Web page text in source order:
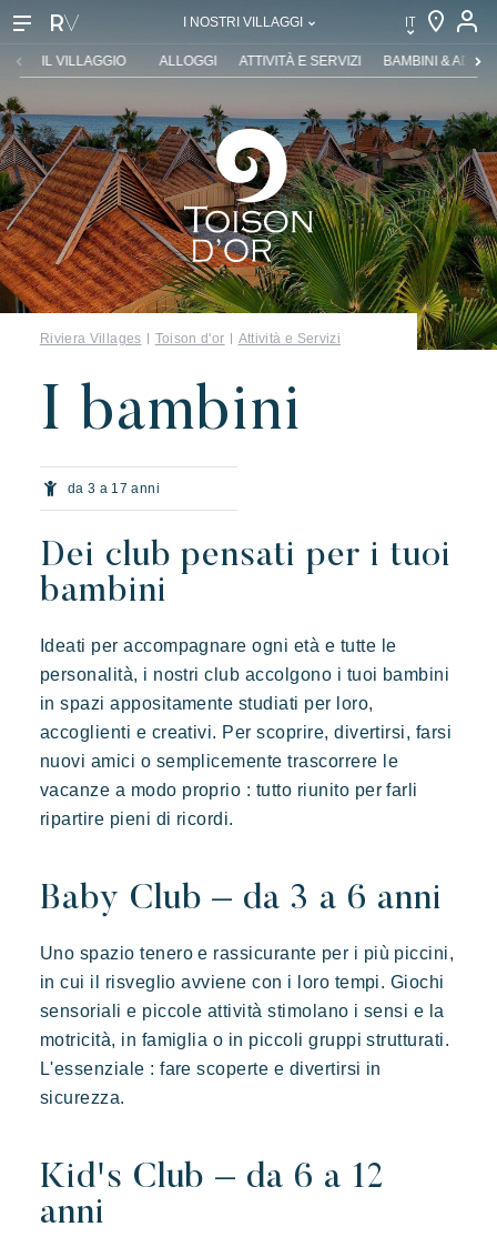
IT
IT
FR
DE
NL
I NOSTRI VILLAGGI
I nostri villaggi
Esotico Radioso Indimenticabile
Lodge di ispirazione polinesiana, una vista incredibile su Saint
Tropez, una posizione eccezionale.
L'esperienza Rivera Villages
L'arte dell'ospitalità
L'atmosfera dei villaggi
Le vostre prossime vacanze
Prendersi il tempo
Le nostre offerte
Contattarci
IL VILLAGGIO ALLOGGI ATTIVITÀ E SERVIZI BAMBINI &
Riviera Villages Toison d'or Attività e Servizi
I bambini
da 3 a 17 anni
Dei club pensati per i tuoi
bambini
Ideati per accompagnare ogni età e tutte le
personalità, i nostri club accolgono i tuoi bambini
in spazi appositamente studiati per loro,
accoglienti e creativi. Per scoprire, divertirsi, farsi
nuovi amici o semplicemente trascorrere le
vacanze a modo proprio : tutto riunito per farli
ripartire pieni di ricordi.
Baby Club – da 3 a 6 anni
Uno spazio tenero e rassicurante per i più piccini,
in cui il risveglio avviene con i loro tempi. Giochi
sensoriali e piccole attività stimolano i sensi e la
motricità, in famiglia o in piccoli gruppi strutturati.
L'essenziale : fare scoperte e divertirsi in
sicurezza.
Kid's Club – da 6 a 12
anni